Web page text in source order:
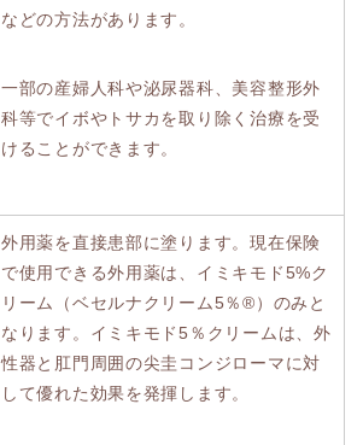
などの方法があります。
一部の産婦人科や泌尿器科、美容整形外
科等でイボやトサカを取り除く治療を受
けることができます。
外用薬を直接患部に塗ります。現在保険
で使用できる外用薬は、イミキモド5%ク
リーム（ベセルナクリーム5％®）のみと
なります。イミキモド5％クリームは、外
性器と肛門周囲の尖圭コンジローマに対
して優れた効果を発揮します。